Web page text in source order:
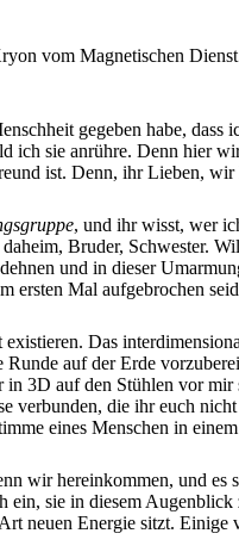
vom Magnetischen
gegeben habe,
ich sie anrühre. Denn hier
ist. Denn, ihr Lieben, wir
, und ihr wisst, wer
Bruder, Schwester.
und in dieser
ersten Mal aufgebrochen
Das
auf der Erde
3D auf den Stühlen vor
verbunden, die ihr euch
eines Menschen in
wir hereinkommen, und
ein, sie in diesem
neuen Energie sitzt.